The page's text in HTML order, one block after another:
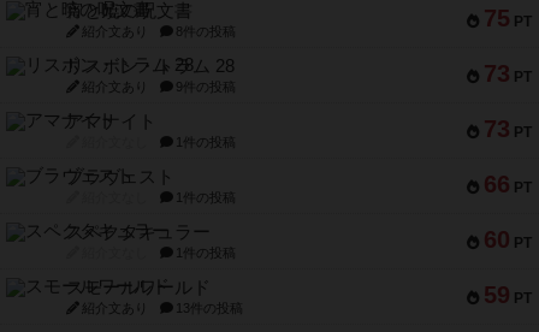
75 PT
宵と暁の呪文書
紹介文あり 8件の投稿
73 PT
リスボン・トラム 28
紹介文あり 9件の投稿
73 PT
アマナイト
1件の投稿
66 PT
ブラヴェスト
1件の投稿
60 PT
スペクタキュラー
1件の投稿
59 PT
スモールワールド
紹介文あり 13件の投稿